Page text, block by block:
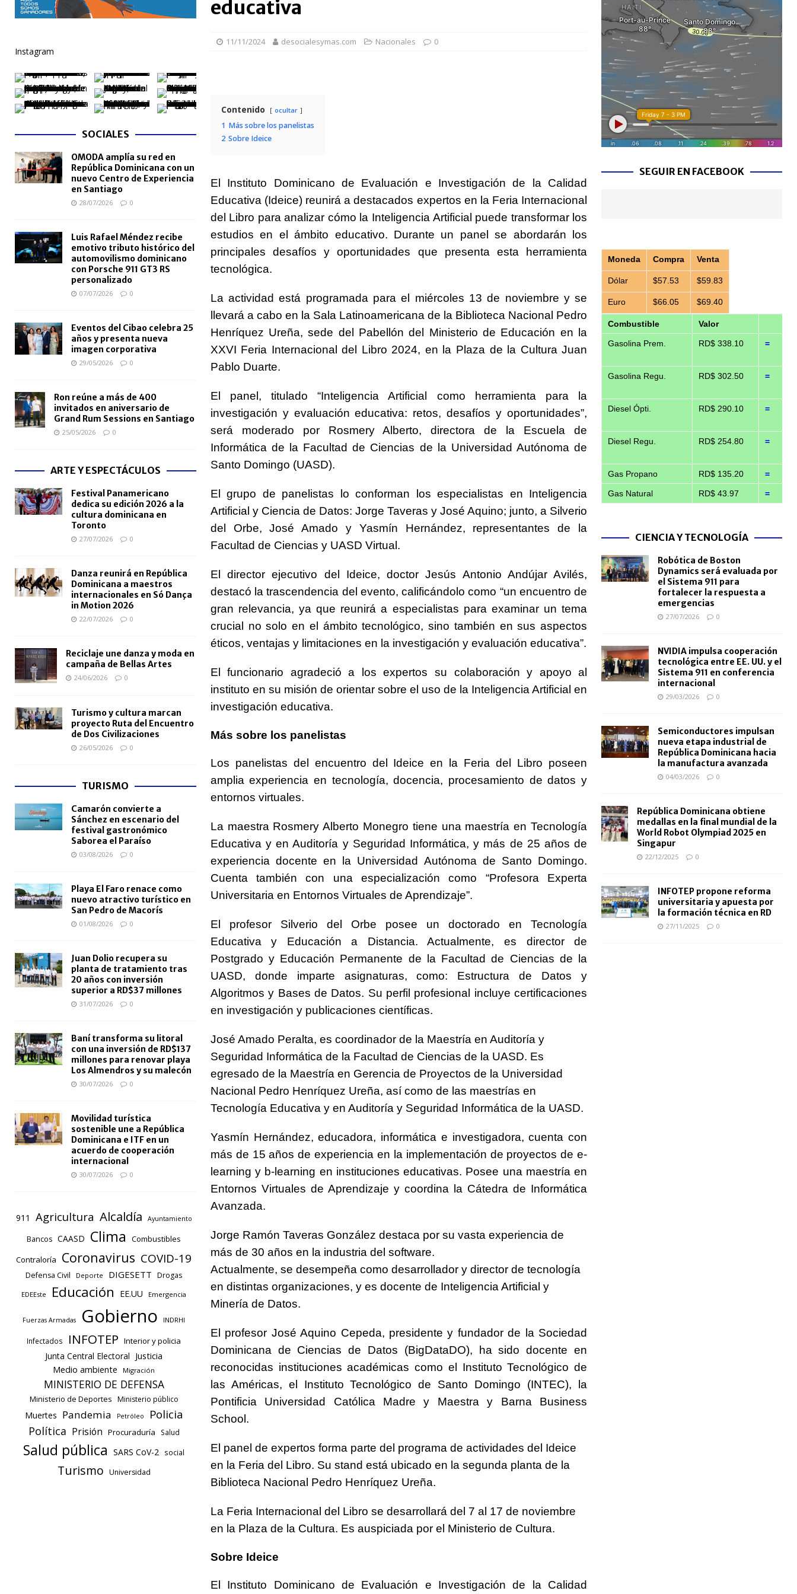
[ 05/08/2026 ]
Meta RD 2036 reúne a Gobierno, universidades y sector privado para definir la estrategia de desarrollo
[ 05/08/2026 ] TRAE incorpora 29 autobuses para ampliar el transporte escolar antes del inicio del año lectivo 2026-2027
NACIONALES
[ 05/08/2026 ]
Santo Domingo celebra 528 años con balance de obras urbanas y nuevos proyectos para la capital
NACIONALES
[ 04/08/2026 ] Código Penal reúne a periodistas en taller encabezado por la procuradora Yeni Berenice Reynoso
NACIONALES
educativa
11/11/2024 desocialesymas.com Nacionales 0
Contenido ocultar
1 Más sobre los panelistas
2 Sobre Ideice
El Instituto Dominicano de Evaluación e Investigación de la Calidad
Educativa (Ideice) reunirá a destacados expertos en la Feria Internacional
del Libro para analizar cómo la Inteligencia Artificial puede transformar los
estudios en el ámbito educativo. Durante un panel se abordarán los
principales desafíos y oportunidades que presenta esta herramienta
tecnológica.
La actividad está programada para el miércoles 13 de noviembre y se
llevará a cabo en la Sala Latinoamericana de la Biblioteca Nacional Pedro
Henríquez Ureña, sede del Pabellón del Ministerio de Educación en la
XXVI Feria Internacional del Libro 2024, en la Plaza de la Cultura Juan
Pablo Duarte.
El panel, titulado “Inteligencia Artificial como herramienta para la
investigación y evaluación educativa: retos, desafíos y oportunidades”,
será moderado por Rosmery Alberto, directora de la Escuela de
Informática de la Facultad de Ciencias de la Universidad Autónoma de
Santo Domingo (UASD).
El grupo de panelistas lo conforman los especialistas en Inteligencia
Artificial y Ciencia de Datos: Jorge Taveras y José Aquino; junto, a Silverio
del Orbe, José Amado y Yasmín Hernández, representantes de la
Facultad de Ciencias y UASD Virtual.
El director ejecutivo del Ideice, doctor Jesús Antonio Andújar Avilés,
destacó la trascendencia del evento, calificándolo como “un encuentro de
gran relevancia, ya que reunirá a especialistas para examinar un tema
crucial no solo en el ámbito tecnológico, sino también en sus aspectos
éticos, ventajas y limitaciones en la investigación y evaluación educativa”.
El funcionario agradeció a los expertos su colaboración y apoyo al
instituto en su misión de orientar sobre el uso de la Inteligencia Artificial en
investigación educativa.
Más sobre los panelistas
Los panelistas del encuentro del Ideice en la Feria del Libro poseen
amplia experiencia en tecnología, docencia, procesamiento de datos y
entornos virtuales.
La maestra Rosmery Alberto Monegro tiene una maestría en Tecnología
Educativa y en Auditoría y Seguridad Informática, y más de 25 años de
experiencia docente en la Universidad Autónoma de Santo Domingo.
Cuenta también con una especialización como “Profesora Experta
Universitaria en Entornos Virtuales de Aprendizaje”.
El profesor Silverio del Orbe posee un doctorado en Tecnología
Educativa y Educación a Distancia. Actualmente, es director de
Postgrado y Educación Permanente de la Facultad de Ciencias de la
UASD, donde imparte asignaturas, como: Estructura de Datos y
Algoritmos y Bases de Datos. Su perfil profesional incluye certificaciones
en investigación y publicaciones científicas.
José Amado Peralta, es coordinador de la Maestría en Auditoría y
Seguridad Informática de la Facultad de Ciencias de la UASD. Es
egresado de la Maestría en Gerencia de Proyectos de la Universidad
Nacional Pedro Henríquez Ureña, así como de las maestrías en
Tecnología Educativa y en Auditoría y Seguridad Informática de la UASD.
Yasmín Hernández, educadora, informática e investigadora, cuenta con
más de 15 años de experiencia en la implementación de proyectos de e-
learning y b-learning en instituciones educativas. Posee una maestría en
Entornos Virtuales de Aprendizaje y coordina la Cátedra de Informática
Avanzada.
Jorge Ramón Taveras González destaca por su vasta experiencia de
más de 30 años en la industria del software.
Actualmente, se desempeña como desarrollador y director de tecnología
en distintas organizaciones, y es docente de Inteligencia Artificial y
Minería de Datos.
El profesor José Aquino Cepeda, presidente y fundador de la Sociedad
Dominicana de Ciencias de Datos (BigDataDO), ha sido docente en
reconocidas instituciones académicas como el Instituto Tecnológico de
las Américas, el Instituto Tecnológico de Santo Domingo (INTEC), la
Pontificia Universidad Católica Madre y Maestra y Barna Business
School.
El panel de expertos forma parte del programa de actividades del Ideice
en la Feria del Libro. Su stand está ubicado en la segunda planta de la
Biblioteca Nacional Pedro Henríquez Ureña.
La Feria Internacional del Libro se desarrollará del 7 al 17 de noviembre
en la Plaza de la Cultura. Es auspiciada por el Ministerio de Cultura.
Sobre Ideice
El Instituto Dominicano de Evaluación e Investigación de la Calidad
Instagram
SOCIALES
OMODA amplía su red en
República Dominicana con un
nuevo Centro de Experiencia
en Santiago
28/07/2026 0
Luis Rafael Méndez recibe
emotivo tributo histórico del
automovilismo dominicano
con Porsche 911 GT3 RS
personalizado
07/07/2026 0
Eventos del Cibao celebra 25
años y presenta nueva
imagen corporativa
29/05/2026 0
Ron reúne a más de 400
invitados en aniversario de
Grand Rum Sessions en Santiago
25/05/2026 0
ARTE Y ESPECTÁCULOS
Festival Panamericano
dedica su edición 2026 a la
cultura dominicana en
Toronto
27/07/2026 0
Danza reunirá en República
Dominicana a maestros
internacionales en Só Dança
in Motion 2026
22/07/2026 0
Reciclaje une danza y moda en
campaña de Bellas Artes
24/06/2026 0
Turismo y cultura marcan
proyecto Ruta del Encuentro
de Dos Civilizaciones
26/05/2026 0
TURISMO
Camarón convierte a
Sánchez en escenario del
festival gastronómico
Saborea el Paraíso
03/08/2026 0
Playa El Faro renace como
nuevo atractivo turístico en
San Pedro de Macorís
01/08/2026 0
Juan Dolio recupera su
planta de tratamiento tras
20 años con inversión
superior a RD$37 millones
31/07/2026 0
Baní transforma su litoral
con una inversión de RD$137
millones para renovar playa
Los Almendros y su malecón
30/07/2026 0
Movilidad turística
sostenible une a República
Dominicana e ITF en un
acuerdo de cooperación
internacional
30/07/2026 0
911 Agricultura Alcaldía Ayuntamiento
Bancos CAASD Clima
Combustibles
Contraloría
Coronavirus COVID-19
Defensa Civil Deporte DIGESETT Drogas
EDEEste Educación EE.UU Emergencia
Fuerzas Armadas Gobierno INDRHI
Infectados INFOTEP Interior y policia
Junta Central Electoral Justicia
Medio ambiente Migración
MINISTERIO DE DEFENSA
Ministerio de Deportes Ministerio público
Muertes Pandemia Petróleo Policia
Política Prisión Procuraduría Salud
Salud pública SARS CoV-2 social
Turismo Universidad
SEGUIR EN FACEBOOK
Moneda Compra Venta
Dólar $57.53 $59.83
Euro $66.05 $69.40
Combustible Valor
Gasolina Prem. RD$ 338.10 =
Gasolina Regu. RD$ 302.50 =
Diesel Ópti. RD$ 290.10 =
Diesel Regu. RD$ 254.80 =
Gas Propano RD$ 135.20 =
Gas Natural RD$ 43.97 =
CIENCIA Y TECNOLOGÍA
Robótica de Boston
Dynamics será evaluada por
el Sistema 911 para
fortalecer la respuesta a
emergencias
27/07/2026 0
NVIDIA impulsa cooperación
tecnológica entre EE. UU. y el
Sistema 911 en conferencia
internacional
29/03/2026 0
Semiconductores impulsan
nueva etapa industrial de
República Dominicana hacia
la manufactura avanzada
04/03/2026 0
República Dominicana obtiene
medallas en la final mundial de la
World Robot Olympiad 2025 en
Singapur
22/12/2025 0
INFOTEP propone reforma
universitaria y apuesta por
la formación técnica en RD
27/11/2025 0